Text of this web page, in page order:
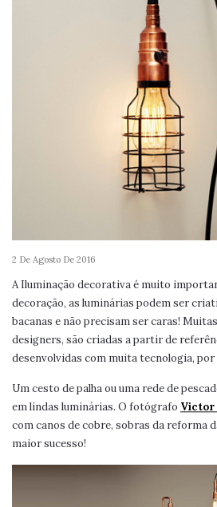
2 De Agosto De 2016
A Iluminação decorativa é muito
decoração, as luminárias podem ser
bacanas e não precisam ser caras!
designers, são criadas a partir de
desenvolvidas com muita tecnologia,
Um cesto de palha ou uma rede de
em lindas luminárias. O fotógrafo Victor
com canos de cobre, sobras da reforma
maior sucesso!